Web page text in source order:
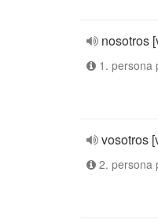
nosotros
1. persona
vosotros
2. persona